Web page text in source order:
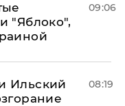
"Яблоко",
09:06
Ильский
08:19